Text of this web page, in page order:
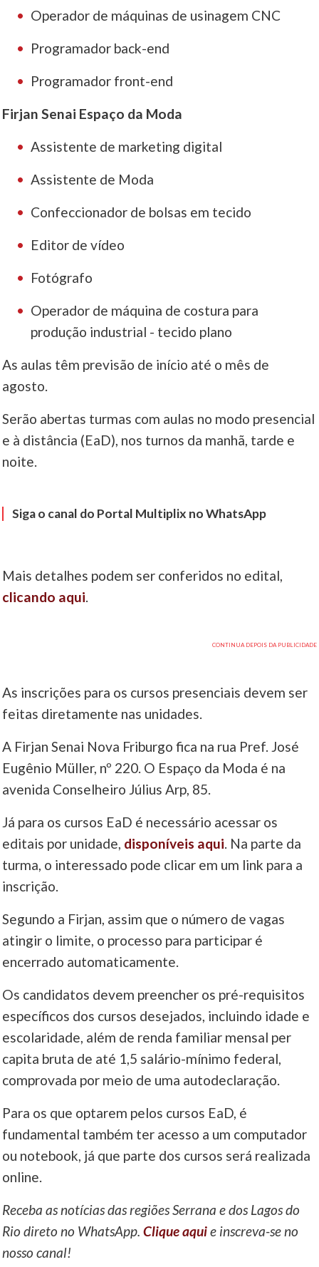
Operador de máquinas de usinagem CNC
Programador back-end
Programador front-end
Firjan Senai Espaço da Moda
Assistente de marketing digital
Assistente de Moda
Confeccionador de bolsas em tecido
Editor de vídeo
Fotógrafo
Operador de máquina de costura para
produção industrial - tecido plano
As aulas têm previsão de início até o mês de
agosto.
Serão abertas turmas com aulas no modo presencial
e à distância (EaD), nos turnos da manhã, tarde e
noite.
Siga o canal do Portal Multiplix no WhatsApp
Mais detalhes podem ser conferidos no edital,
clicando aqui.
As inscrições para os cursos presenciais devem ser
feitas diretamente nas unidades.
A Firjan Senai Nova Friburgo fica na rua Pref. José
Eugênio Müller, nº 220. O Espaço da Moda é na
avenida Conselheiro Július Arp, 85.
Já para os cursos EaD é necessário acessar os
editais por unidade, disponíveis aqui. Na parte da
turma, o interessado pode clicar em um link para a
inscrição.
Segundo a Firjan, assim que o número de vagas
atingir o limite, o processo para participar é
encerrado automaticamente.
Os candidatos devem preencher os pré-requisitos
específicos dos cursos desejados, incluindo idade e
escolaridade, além de renda familiar mensal per
capita bruta de até 1,5 salário-mínimo federal,
comprovada por meio de uma autodeclaração.
Para os que optarem pelos cursos EaD, é
fundamental também ter acesso a um computador
ou notebook, já que parte dos cursos será realizada
online.
Receba as notícias das regiões Serrana e dos Lagos do
Rio direto no WhatsApp.Clique aquie inscreva-se no
nosso canal!